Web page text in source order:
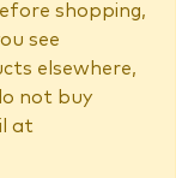
shopping,
see
elsewhere,
not buy
at